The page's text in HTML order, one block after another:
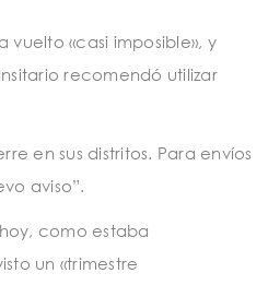
«casi imposible», y
recomendó utilizar
en sus distritos. Para envíos
aviso”.
como estaba
un «trimestre